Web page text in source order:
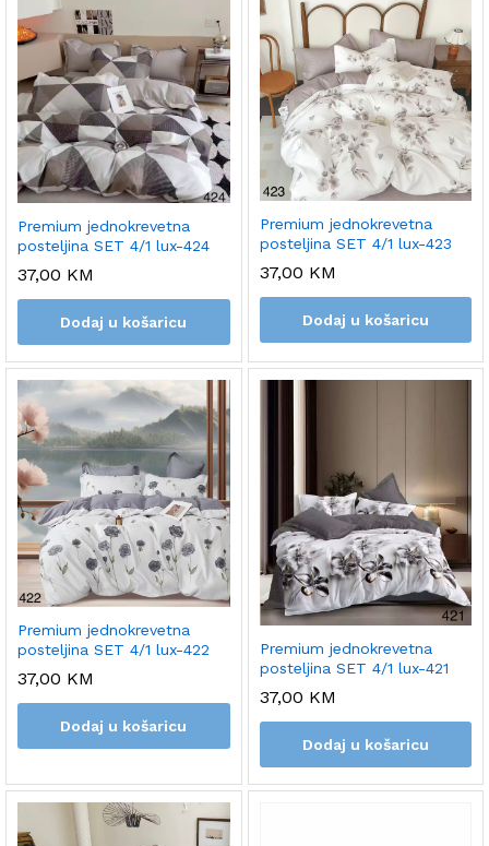
Premium jednokrevetna
posteljina SET 4/1 lux-424
37,00 KM
Dodaj u košaricu
Premium jednokrevetna
posteljina SET 4/1 lux-423
37,00 KM
Dodaj u košaricu
Premium jednokrevetna
posteljina SET 4/1 lux-422
37,00 KM
Dodaj u košaricu
Premium jednokrevetna
posteljina SET 4/1 lux-421
37,00 KM
Dodaj u košaricu